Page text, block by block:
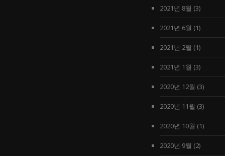
2021년 8월 (3)
2021년 6월 (1)
2021년 2월 (1)
2021년 1월 (3)
2020년 12월 (3)
2020년 11월 (3)
2020년 10월 (1)
2020년 9월 (2)